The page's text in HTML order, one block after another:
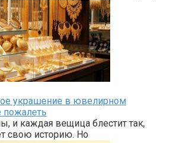
украшение в ювелирном
пожалеть
и каждая вещица блестит так,
свою историю. Но